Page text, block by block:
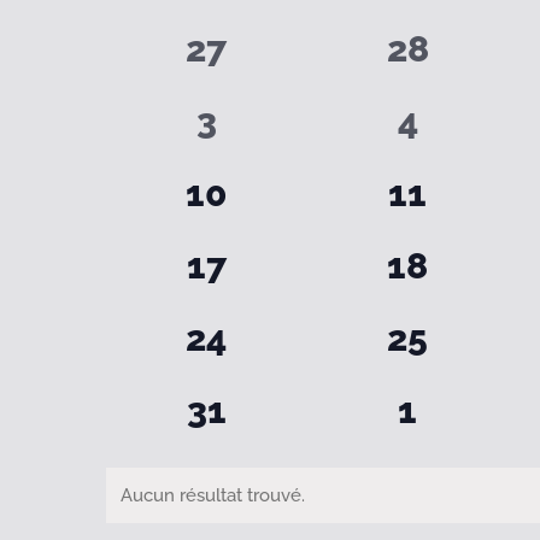
Évènements
0
évènements
27
0
28
0
évènements
3
0
4
0
évènements
10
0
11
0
évènements
17
0
18
0
évènements
24
0
25
0
31
0
1
Notice
Aucun résultat trouvé.